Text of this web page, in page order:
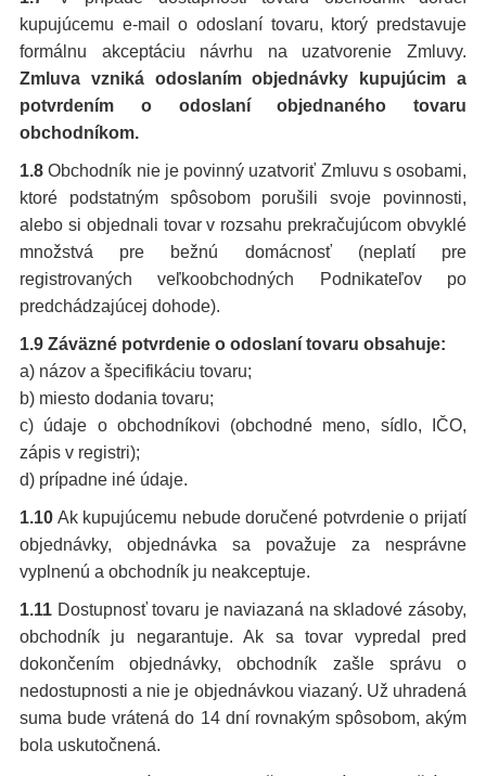
kupujúcemu e-mail o odoslaní tovaru, ktorý predstavuje
formálnu akceptáciu návrhu na uzatvorenie Zmluvy.
Zmluva vzniká odoslaním objednávky kupujúcim a
potvrdením o odoslaní objednaného tovaru
obchodníkom.
1.8 Obchodník nie je povinný uzatvoriť Zmluvu s osobami,
ktoré podstatným spôsobom porušili svoje povinnosti,
alebo si objednali tovar v rozsahu prekračujúcom obvyklé
množstvá pre bežnú domácnosť (neplatí pre
registrovaných veľkoobchodných Podnikateľov po
predchádzajúcej dohode).
1.9 Záväzné potvrdenie o odoslaní tovaru obsahuje:
a) názov a špecifikáciu tovaru;
b) miesto dodania tovaru;
c) údaje o obchodníkovi (obchodné meno, sídlo, IČO,
zápis v registri);
d) prípadne iné údaje.
1.10 Ak kupujúcemu nebude doručené potvrdenie o prijatí
objednávky, objednávka sa považuje za nesprávne
vyplnenú a obchodník ju neakceptuje.
1.11 Dostupnosť tovaru je naviazaná na skladové zásoby,
obchodník ju negarantuje. Ak sa tovar vypredal pred
dokončením objednávky, obchodník zašle správu o
nedostupnosti a nie je objednávkou viazaný. Už uhradená
suma bude vrátená do 14 dní rovnakým spôsobom, akým
bola uskutočnená.